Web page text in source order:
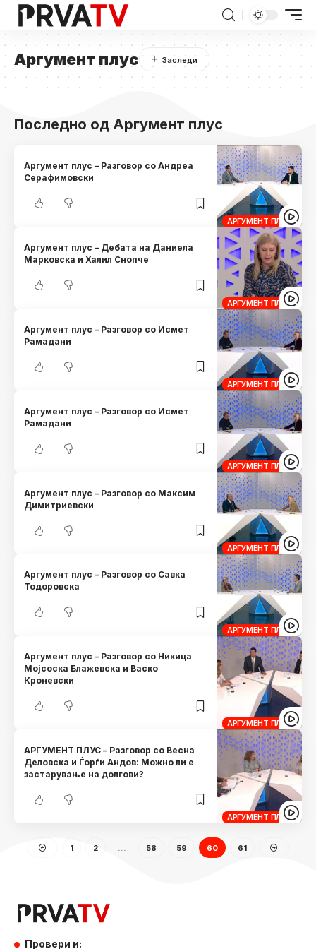
Аргумент плус
Последно од Аргумент плус
АРГУМЕНТ ПЛУС
Аргумент плус – Разговор со Андреа
Серафимовски
АРГУМЕНТ ПЛУС
Аргумент плус – Дебата на Даниела
Марковска и Халил Снопче
АРГУМЕНТ ПЛУС
Аргумент плус – Разговор со Исмет
Рамадани
АРГУМЕНТ ПЛУС
Аргумент плус – Разговор со Исмет
Рамадани
АРГУМЕНТ ПЛУС
Аргумент плус – Разговор со Максим
Димитриевски
АРГУМЕНТ ПЛУС
Аргумент плус – Разговор со Савка
Тодоровска
АРГУМЕНТ ПЛУС
Аргумент плус – Разговор со Никица
Мојсоска Блажевска и Васко
Кроневски
АРГУМЕНТ ПЛУС
АРГУМЕНТ ПЛУС – Разговор со Весна
Деловска и Ѓорѓи Андов: Можно ли е
застарување на долгови?
1 2 58 59 60 61
Провери и: